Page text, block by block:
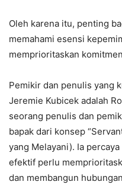
Oleh karena itu, penting
memahami esensi
memprioritaskan
Pemikir dan penulis yang
Jeremie Kubicek adalah
seorang penulis dan
bapak dari konsep
yang Melayani). Ia
efektif perlu
dan membangun